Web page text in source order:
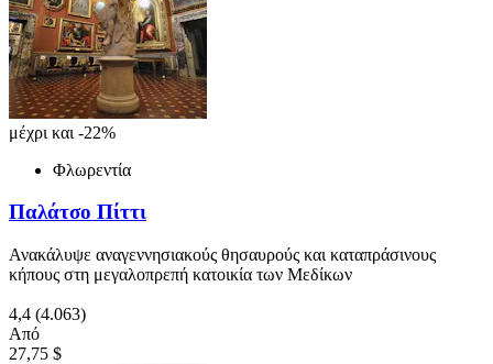
μέχρι και -22%
Φλωρεντία
Παλάτσο Πίττι
Ανακάλυψε αναγεννησιακούς θησαυρούς και καταπράσινους
κήπους στη μεγαλοπρεπή κατοικία των Μεδίκων
4,4 (4.063)
Από
27,75 $